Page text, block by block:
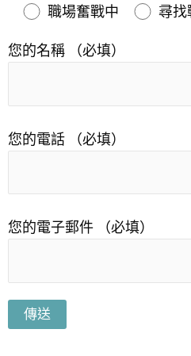
職場奮戰中
尋找
您的名稱 （必填）
您的電話 （必填）
您的電子郵件 （必填）